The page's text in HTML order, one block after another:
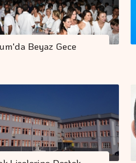
Beyaz Gece